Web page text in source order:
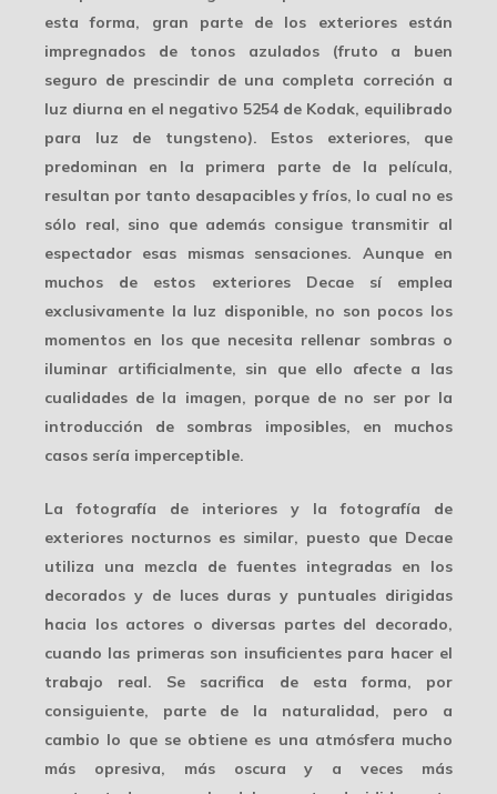
esta forma, gran parte de los exteriores están
impregnados de tonos azulados (fruto a buen
seguro de prescindir de una completa correción a
luz diurna en el negativo 5254 de Kodak, equilibrado
para luz de tungsteno). Estos exteriores, que
predominan en la primera parte de la película,
resultan por tanto desapacibles y fríos, lo cual no es
sólo real, sino que además consigue transmitir al
espectador esas mismas sensaciones. Aunque en
muchos de estos exteriores Decae sí emplea
exclusivamente la luz disponible, no son pocos los
momentos en los que necesita rellenar sombras o
iluminar artificialmente, sin que ello afecte a las
cualidades de la imagen, porque de no ser por la
introducción de sombras imposibles, en muchos
casos sería imperceptible.
La fotografía de interiores y la fotografía de
exteriores nocturnos es similar, puesto que Decae
utiliza una mezcla de fuentes integradas en los
decorados y de luces duras y puntuales dirigidas
hacia los actores o diversas partes del decorado,
cuando las primeras son insuficientes para hacer el
trabajo real. Se sacrifica de esta forma, por
consiguiente, parte de la naturalidad, pero a
cambio lo que se obtiene es una atmósfera mucho
más opresiva, más oscura y a veces más